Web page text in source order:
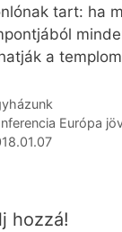
tart: ha
a
Európa
hozzá!